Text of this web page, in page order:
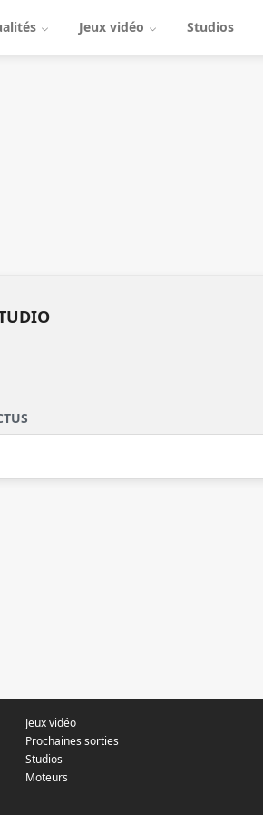
Jeux vidéo Studios
Jeux vidéo
Prochaines sorties
Studios
Moteurs